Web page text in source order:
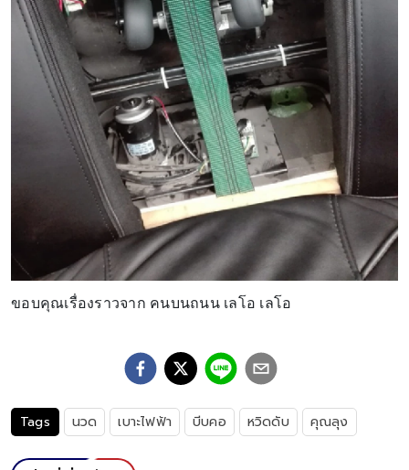
ขอบคุณเรื่องราวจาก คนบนถนน เลโอ เลโอ
Tags นวด เบาะไฟฟ้า บีบคอ หวิดดับ คุณลุง